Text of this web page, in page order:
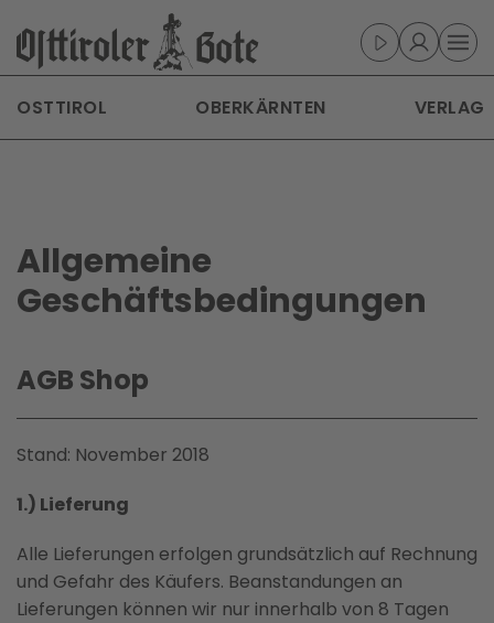
Skip to main content
OSTTIROL OBERKÄRNTEN VERLAG
Allgemeine
Geschäftsbedingu­ngen
AGB Shop
Stand: November 2018
1.) Lieferung
Alle Lieferungen erfolgen grundsätzlich auf Rechnung
und Gefahr des Käufers. Beanstandungen an
Lieferungen können wir nur innerhalb von 8 Tagen